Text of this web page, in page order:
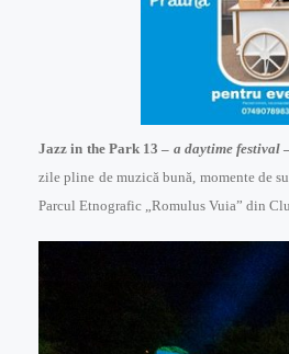
Jazz in the Park 13 – a daytime festival
zile pline de muzică bună, momente de
Parcul Etnografic „Romulus Vuia” din